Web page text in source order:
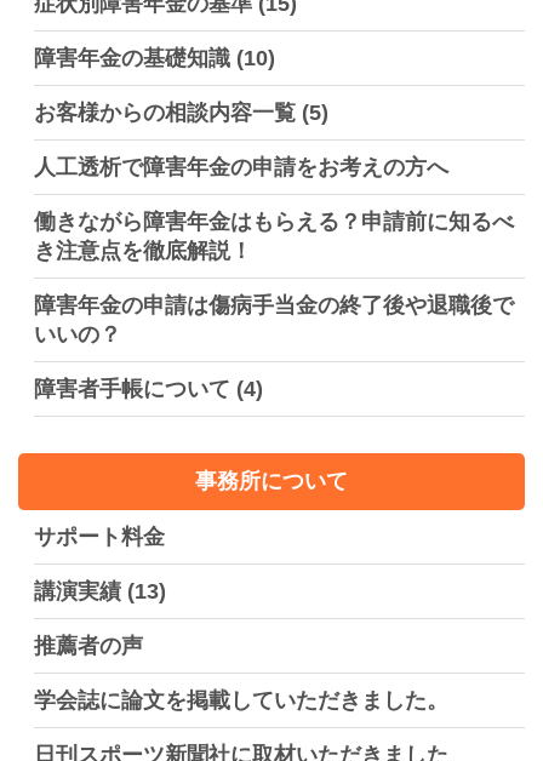
障害年金の基礎知識 (10)
お客様からの相談内容一覧 (5)
人工透析で障害年金の申請をお考えの方へ
働きながら障害年金はもらえる？申請前に知るべ
き注意点を徹底解説！
障害年金の申請は傷病手当金の終了後や退職後で
いいの？
障害者手帳について (4)
事務所について
サポート料金
講演実績 (13)
推薦者の声
学会誌に論文を掲載していただきました。
日刊スポーツ新聞社に取材いただきました